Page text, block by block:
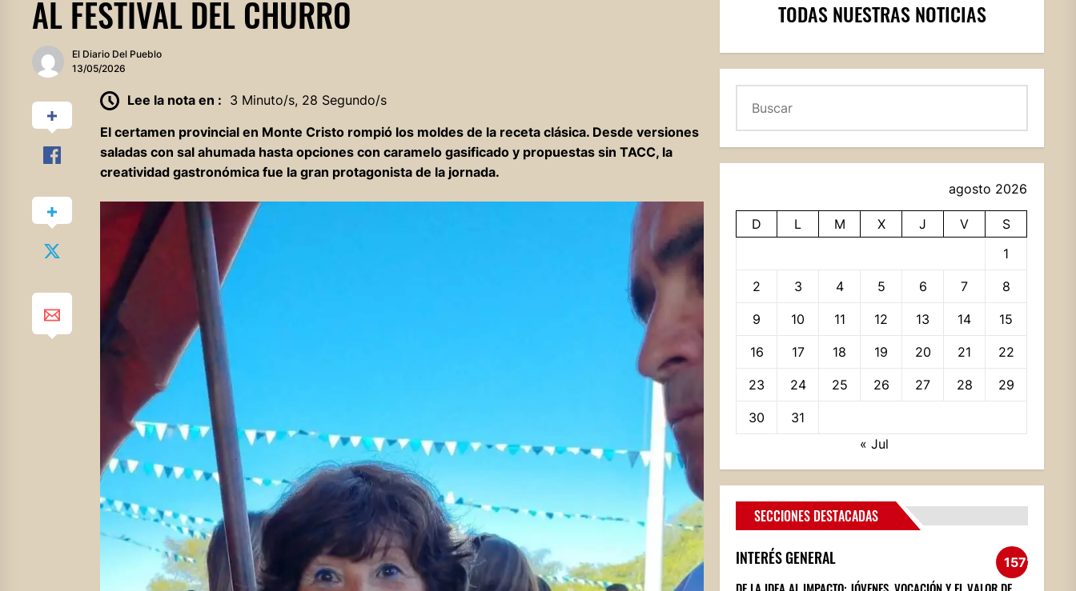
AL FESTIVAL DEL CHURRO
El Diario Del Pueblo
13/05/2026
Lee la nota en : 3 Minuto/s, 28 Segundo/s
El certamen provincial en Monte Cristo rompió los moldes de la receta clásica. Desde versiones
saladas con sal ahumada hasta opciones con caramelo gasificado y propuestas sin TACC, la
creatividad gastronómica fue la gran protagonista de la jornada.
TODAS NUESTRAS NOTICIAS
agosto 2026
D L M X J V
S
1
2 3 4 5 6 7 8
9 10 11 12 13 14 15
16 17 18 19 20 21 22
23 24 25 26 27 28 29
30
31
« Jul
SECCIONES DESTACADAS
INTERÉS GENERAL 1572
DE LA IDEA AL IMPACTO: JÓVENES, VOCACIÓN Y EL VALOR DE